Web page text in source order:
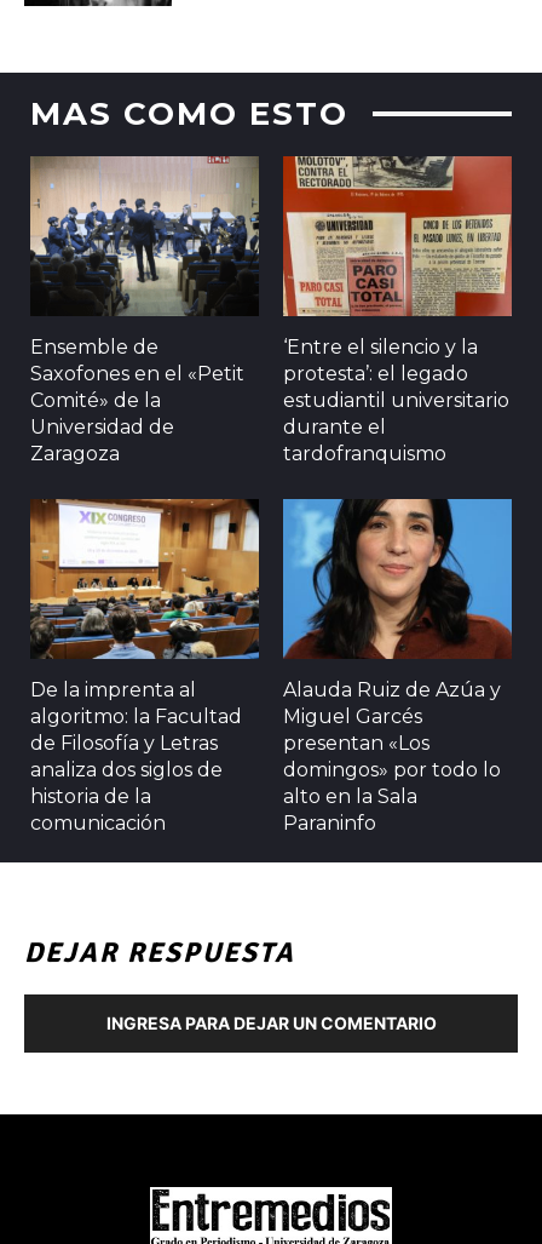
MAS COMO ESTO
Ensemble de
Saxofones en el «Petit
Comité» de la
Universidad de
Zaragoza
‘Entre el silencio y la
protesta’: el legado
estudiantil universitario
durante el
tardofranquismo
De la imprenta al
algoritmo: la Facultad
de Filosofía y Letras
analiza dos siglos de
historia de la
comunicación
Alauda Ruiz de Azúa y
Miguel Garcés
presentan «Los
domingos» por todo lo
alto en la Sala
Paraninfo
DEJAR RESPUESTA
INGRESA PARA DEJAR UN COMENTARIO